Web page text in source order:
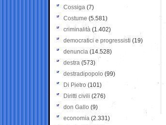
Cossiga (7)
Costume (5.581)
criminalità (1.402)
democratici e progressisti (19)
denuncia (14.528)
destra (573)
destradipopolo (99)
Di Pietro (101)
Diritti civili (276)
don Gallo (9)
economia (2.331)